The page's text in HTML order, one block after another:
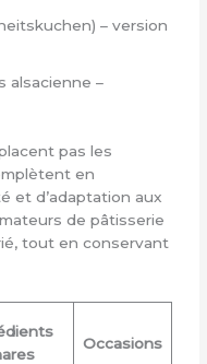
– version
alsacienne –
pas les
en
et d’adaptation aux
de pâtisserie
tout en conservant
Occasions